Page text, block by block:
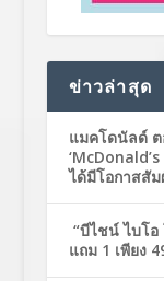
ข่าวล่าสุด
แมคโดนัลด์ ต
ได้มีโอกาสสั
“บีไชน์ ไบโ
แถม 1 เพียง